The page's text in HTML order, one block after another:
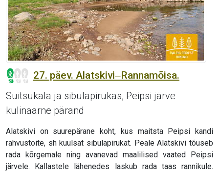
27. päev. Alatskivi‒Rannamõisa.
Suitsukala ja sibulapirukas, Peipsi järve
kulinaarne pärand
Alatskivi on suurepärane koht, kus maitsta Peipsi kandi
rahvustoite, sh kuulsat sibulapirukat. Peale Alatskivi tõuseb
rada kõrgemale ning avanevad maalilised vaated Peipsi
järvele. Kallastele lähenedes laskub rada taas rannikule.